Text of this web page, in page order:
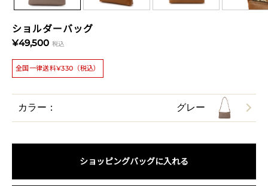
ショルダーバッグ
¥49,500 税込
全国一律送料¥330（税込）
カラー： グレー
ショッピングバッグに入れる